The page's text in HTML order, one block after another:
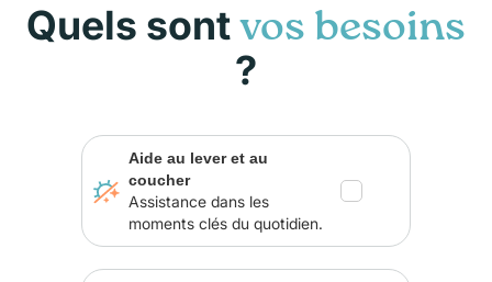
Quels sont vos besoins
?
Aide au lever et au
coucher
Assistance dans les
moments clés du quotidien.